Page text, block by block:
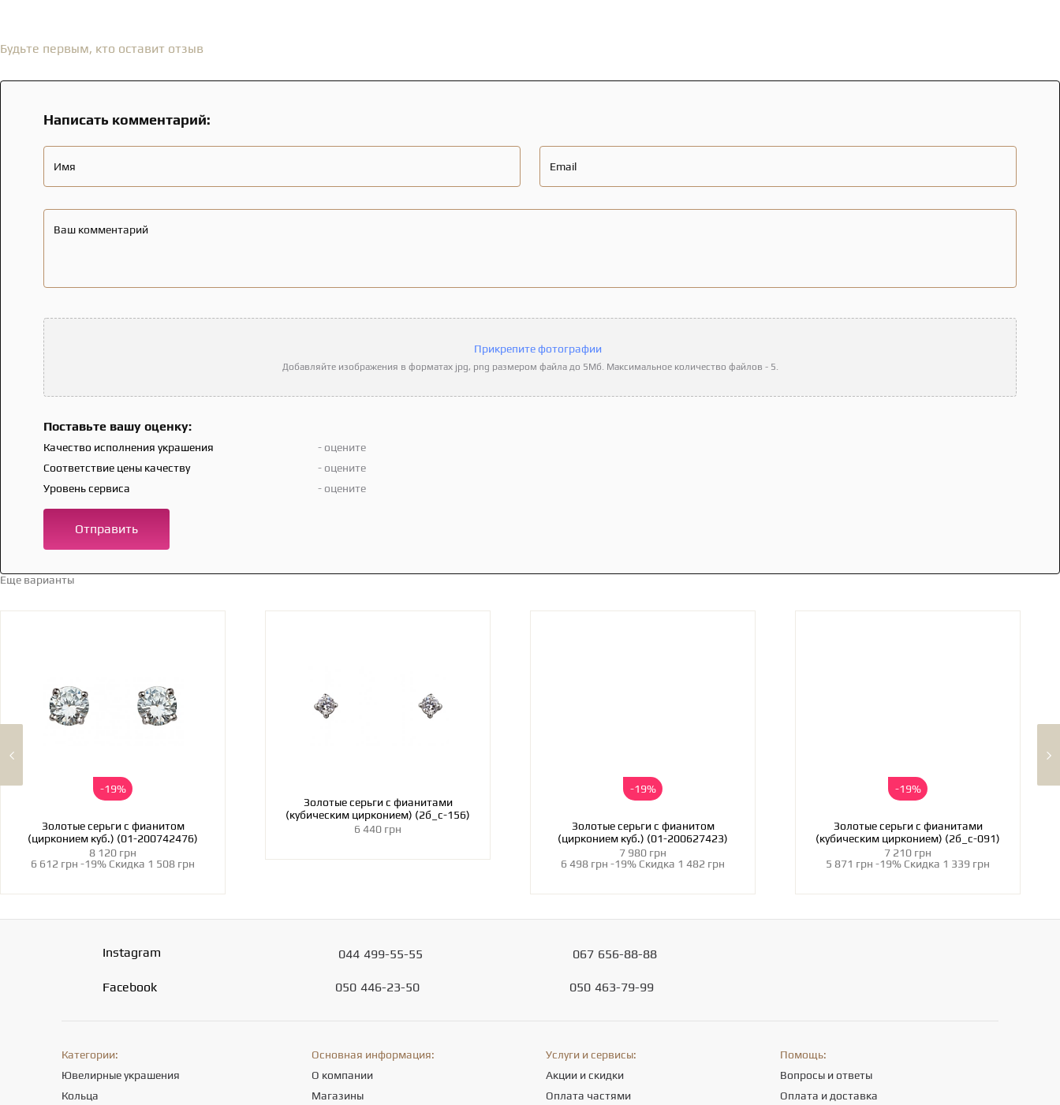
Будьте первым, кто оставит отзыв
Написать комментарий:
Имя Email
Ваш комментарий
Прикрепите фотографии
Добавляйте изображения в форматах jpg, png размером файла до 5Мб. Максимальное количество файлов - 5.
Поставьте вашу оценку:
Качество исполнения украшения
- оцените
Соответствие цены качеству
- оцените
Уровень сервиса
- оцените
Отправить
Еще варианты
-19%
Золотые серьги с фианитом
(цирконием куб.) (01-200742476)
8 120 грн
6 612 грн -19% Скидка 1 508 грн
Золотые серьги с фианитами
(кубическим цирконием) (2б_с-156)
6 440 грн
-19%
Золотые серьги с фианитом
(цирконием куб.) (01-200627423)
7 980 грн
6 498 грн -19% Скидка 1 482 грн
-19%
Золотые серьги с фианитами
(кубическим цирконием) (2б_с-091)
7 210 грн
5 871 грн -19% Скидка 1 339 грн
Instagram
Facebook
044 499-55-55
050 446-23-50
067 656-88-88
050 463-79-99
Категории:
Ювелирные украшения
Кольца
Основная информация:
О компании
Магазины
Услуги и сервисы:
Акции и скидки
Оплата частями
Помощь:
Вопросы и ответы
Оплата и доставка